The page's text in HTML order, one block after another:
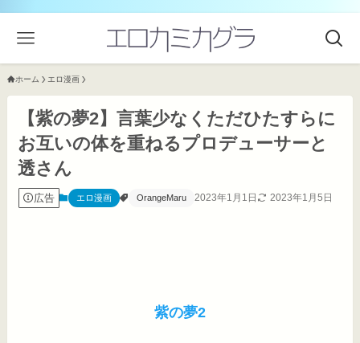
ホーム エロ漫画
【紫の夢2】言葉少なくただひたすらに
お互いの体を重ねるプロデューサーと
透さん
広告 エロ漫画 OrangeMaru 2023年1月1日 2023年1月5日
紫の夢2